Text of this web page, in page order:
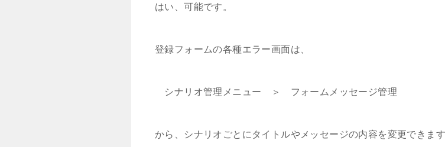
はい、可能です。
登録フォームの各種エラー画面は、
シナリオ管理メニュー ＞ フォームメッセージ管理
から、シナリオごとにタイトルやメッセージの内容を変更できます